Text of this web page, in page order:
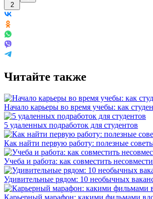
2
Читайте также
Начало карьеры во время учебы: как
5 удаленных подработок для студентов
Как найти первую работу: полезные
Учеба и работа: как совместить
Удивительные рядом: 10 необычных
Карьерный марафон: какими фильмами